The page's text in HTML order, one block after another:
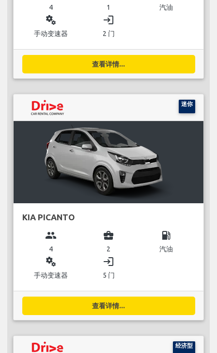
4 1 汽油
miscellaneous_services
手动变速器
login
2 门
查看详情...
迷你
KIA PICANTO
group
4
business_center
2
local_gas_station
汽油
miscellaneous_services
手动变速器
login
5 门
查看详情...
经济型